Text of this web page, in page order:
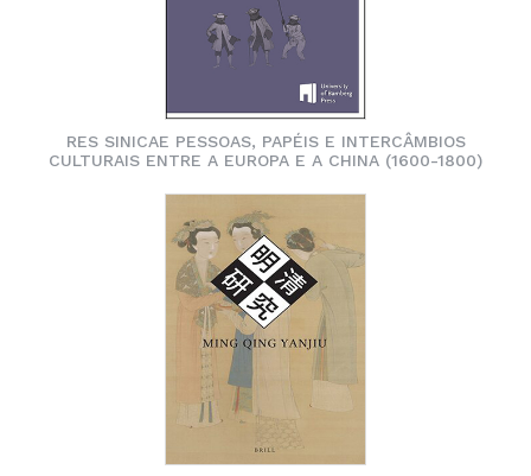
RES SINICAE PESSOAS, PAPÉIS E INTERCÂMBIOS
CULTURAIS ENTRE A EUROPA E A CHINA (1600-1800)